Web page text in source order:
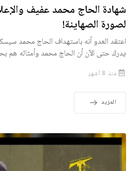
شهادة الحاج محمد عفيف
لصورة الصهاينة!
اعتقد العدو أنه باستهداف الحاج محمد
يدرك حتى الآن أن الحاج محمد وأمثاله هم
منذ 8 أشهر
المزيد